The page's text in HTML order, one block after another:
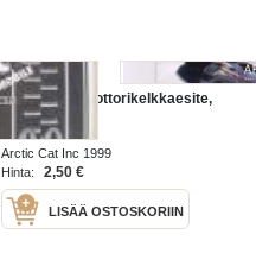
Arctic Cat moottorikelkkaesite,
1999.
Arctic Cat Inc 1999
Hinta:
2,50 €
LISÄÄ OSTOSKORIIN